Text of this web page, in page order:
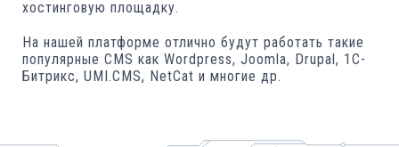
хостинговую площадку.
На нашей платформе отлично будут работать такие
популярные CMS как Wordpress, Joomla, Drupal, 1C-
Битрикс, UMI.CMS, NetСat и многие др.